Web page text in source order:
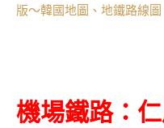
版～韓國地圖、地鐵路線
機場鐵路：